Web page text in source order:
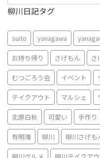
柳川日記タグ
suito yanagawa
お持ち帰り さげもん さ
むつごろう会 イベント
テイクアウト マルシェ
北原白秋 可愛い 手作り
有明海 柳川 柳川さげも